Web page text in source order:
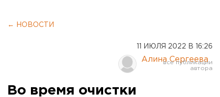
← НОВОСТИ
11 ИЮЛЯ 2022 В 16:26
Алина Сергеева
Во время очистки